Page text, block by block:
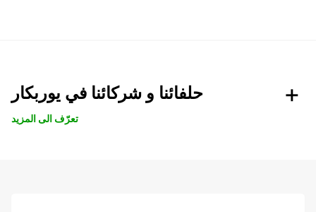
حلفائنا و شركائنا في يوربكار
تعرّف الى المزيد